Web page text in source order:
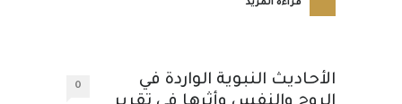
قراءة المزيد
الأحاديث النبوية الواردة في
0